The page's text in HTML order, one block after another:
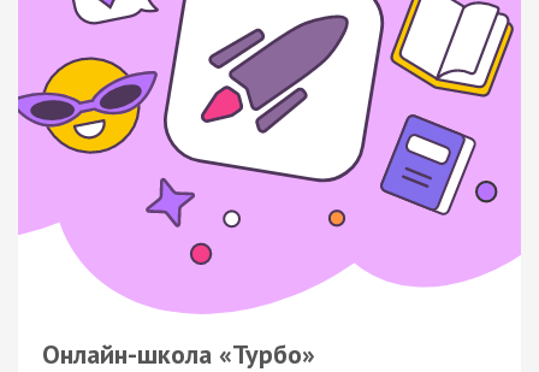
Онлайн-школа «Турбо»